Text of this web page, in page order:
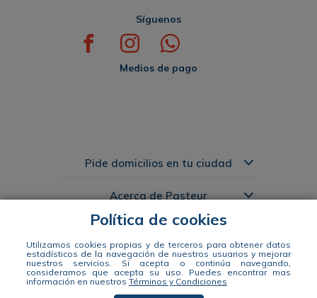
Política de cookies
Utilizamos cookies propias y de terceros para obtener datos
estadísticos de la navegación de nuestros usuarios y mejorar
nuestros servicios. Si acepta o continúa navegando,
consideramos que acepta su uso. Puedes encontrar mas
información en nuestros Términos y Condiciones
Síguenos
Medios de pago
Pide domicilios en tu ciudad
Acerca de Pasteur
Links de Interés
Distribuidora Pasteur S.A. Nit 890941663-1 Dir: Calle 49 #57-35 tel: 604
444 14 00 WhatsApp +57 311 344 2964